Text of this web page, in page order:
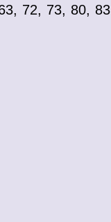
72, 73, 80,